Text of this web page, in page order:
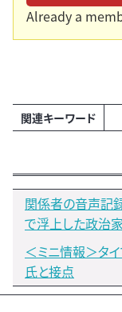
Already a
関連キーワード
関係者の音声記
で浮上した政治
＜ミニ情報＞タ
氏と接点